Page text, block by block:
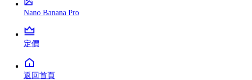
Nano Banana Pro
定價
返回首頁